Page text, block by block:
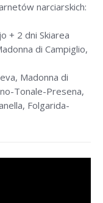
narciarskich:
+ 2 dni Skiarea
di Campiglio,
Madonna di
Tonale-Presena,
Folgarida-